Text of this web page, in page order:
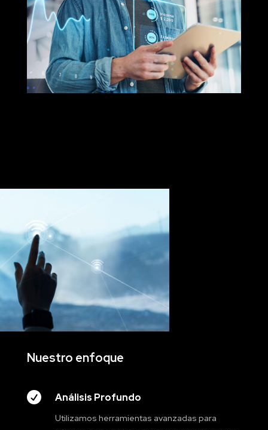
Nuestro enfoque
 Análisis Profundo
Utilizamos herramientas avanzadas para